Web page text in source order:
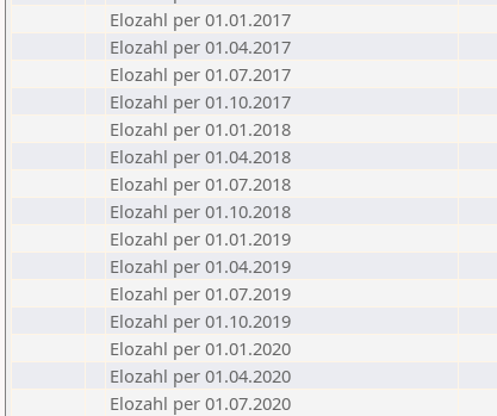
Elozahl per 01.01.2017
Elozahl per 01.04.2017
Elozahl per 01.07.2017
Elozahl per 01.10.2017
Elozahl per 01.01.2018
Elozahl per 01.04.2018
Elozahl per 01.07.2018
Elozahl per 01.10.2018
Elozahl per 01.01.2019
Elozahl per 01.04.2019
Elozahl per 01.07.2019
Elozahl per 01.10.2019
Elozahl per 01.01.2020
Elozahl per 01.04.2020
Elozahl per 01.07.2020